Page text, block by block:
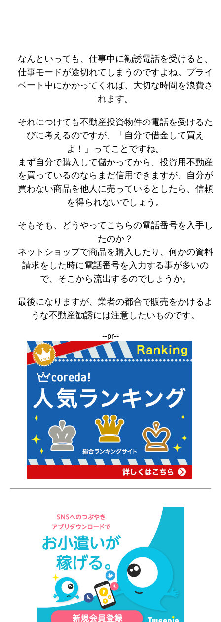
なんといっても、仕事中に勧誘電話を受けると、
仕事モードが途切れてしまうのですよね。プライ
ベート中にかかってくれば、大切な時間を浪費さ
れます。
それにつけても不動産投資物件の電話を受けるた
びに考えるのですが、「自分で借金して買え
よ！」ってことですね。
まず自分で購入して儲かってから、投資用不動産
を買っているのならまだ信用できますが、自分が
買わない商品を他人に売っているとしたら、信頼
を得られないでしょう。
そもそも、どうやってこちらの電話番号を入手し
たのか？
ネットショップで商品を購入したり、何かの資料
請求をした時に電話番号を入力する事が多いの
で、そこから流出するのでしょうか。
最後になりますが、業者の都合で販売をかけるよ
うな不動産勧誘には注意したいものです。
--pr--